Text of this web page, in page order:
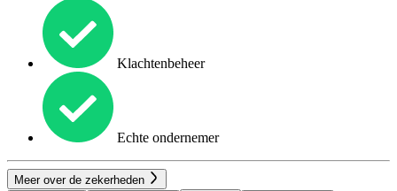
Klachtenbeheer
Echte ondernemer
Meer over de zekerheden